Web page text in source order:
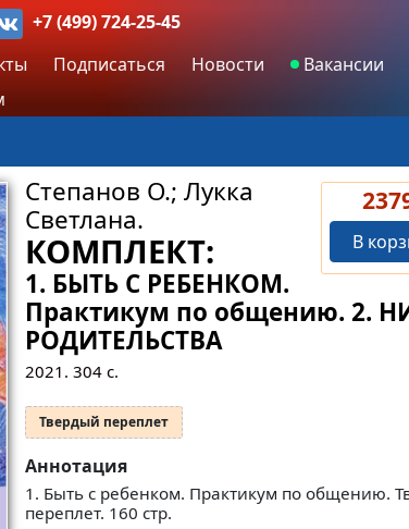
+7 (499) 724-25-45
Подписаться Новости Вакансии
В
Степанов О.; Лукка
Светлана.
КОМПЛЕКТ:
1. БЫТЬ С РЕБЕНКОМ.
Практикум по общению. 2.
РОДИТЕЛЬСТВА
2021. 304с.
Твердый переплет
Аннотация
1. Быть с ребенком. Практикум по общению.
переплет. 160 стр.